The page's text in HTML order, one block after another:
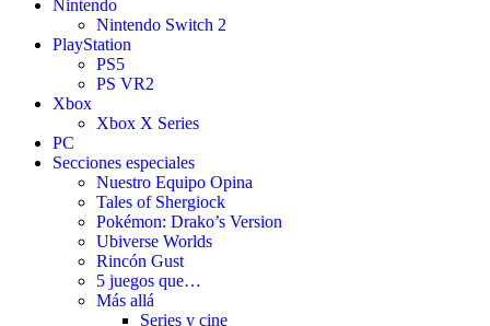
Nintendo
Nintendo Switch 2
PlayStation
PS5
PS VR2
Xbox
Xbox X Series
PC
Secciones especiales
Nuestro Equipo Opina
Tales of Shergiock
Pokémon: Drako’s Version
Ubiverse Worlds
Rincón Gust
5 juegos que…
Más allá
Series y cine